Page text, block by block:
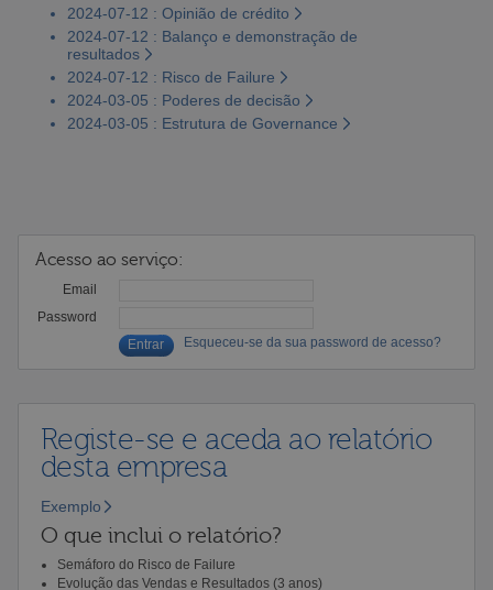
2024-07-12 : Opinião de crédito
2024-07-12 : Balanço e demonstração de
resultados
2024-07-12 : Risco de Failure
2024-03-05 : Poderes de decisão
2024-03-05 : Estrutura de Governance
Acesso ao serviço:
Email
Password
Esqueceu-se da sua password de acesso?
Registe-se e aceda ao relatório
desta empresa
Exemplo
O que inclui o relatório?
Semáforo do Risco de Failure
Evolução das Vendas e Resultados (3 anos)